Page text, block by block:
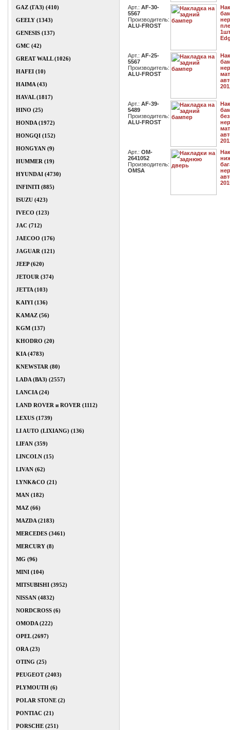
GAZ (ГАЗ) (410)
GEELY (1343)
GENESIS (137)
GMC (42)
GREAT WALL (1026)
HAFEI (10)
HAIMA (43)
HAVAL (1817)
HINO (25)
HONDA (1972)
HONGQI (152)
HONGYAN (9)
HUMMER (19)
HYUNDAI (4730)
INFINITI (885)
ISUZU (423)
IVECO (123)
JAC (712)
JAECOO (176)
JAGUAR (121)
JEEP (620)
JETOUR (374)
JETTA (103)
KAIYI (136)
KAMAZ (56)
KGM (137)
KHODRO (20)
KIA (4783)
KNEWSTAR (80)
LADA (ВАЗ) (2557)
LANCIA (24)
LAND ROVER и ROVER (1112)
LEXUS (1739)
LI AUTO (LIXIANG) (136)
LIFAN (359)
LINCOLN (15)
LIVAN (62)
LYNK&CO (21)
MAN (182)
MAZ (66)
MAZDA (2183)
MERCEDES (3461)
MERCURY (8)
MG (96)
MINI (104)
MITSUBISHI (3952)
NISSAN (4832)
NORDCROSS (6)
OMODA (222)
OPEL (2697)
ORA (23)
OTING (25)
PEUGEOT (2403)
PLYMOUTH (6)
POLAR STONE (2)
PONTIAC (21)
PORSCHE (251)
Арт.: AF-30-
5567
Производитель:
ALU-FROST
Арт.: AF-25-
5567
Производитель:
ALU-FROST
Арт.: AF-39-
5489
Производитель:
ALU-FROST
Арт.: OM-
2641052
Производитель:
OMSA